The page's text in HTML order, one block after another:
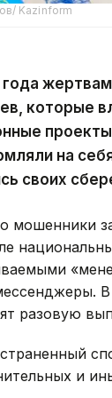
Kazinform
которые
на
своих
мошенники
разовую
и